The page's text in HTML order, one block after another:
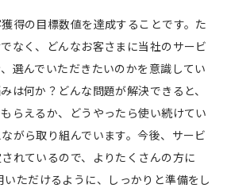
得の目標数値を達成することです。た
なく、どんなお客さまに当社のサービ
選んでいただきたいのかを意識してい
は何か？どんな問題が解決できると、
らえるか、どうやったら使い続けてい
がら取り組んでいます。今後、サービ
れているので、よりたくさんの方に
ただけるように、しっかりと準備をし